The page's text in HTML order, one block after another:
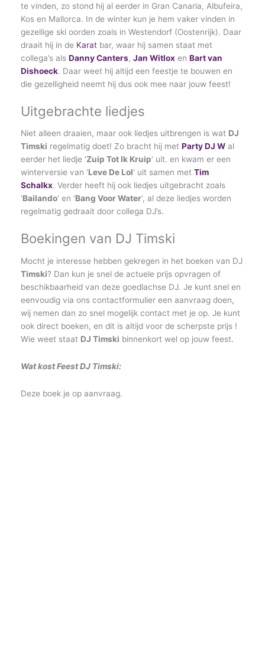
te vinden, zo stond hij al eerder in Gran Canaria, Albufeira,
Kos en Mallorca. In de winter kun je hem vaker vinden in
gezellige ski oorden zoals in Westendorf (Oostenrijk). Daar
draait hij in de Karat bar, waar hij samen staat met
collega’s als Danny Canters, Jan Witlox en Bart van
Dishoeck. Daar weet hij altijd een feestje te bouwen en
die gezelligheid neemt hij dus ook mee naar jouw feest!
Uitgebrachte liedjes
Niet alleen draaien, maar ook liedjes uitbrengen is wat DJ
Timski regelmatig doet! Zo bracht hij met Party DJ W al
eerder het liedje ‘Zuip Tot Ik Kruip‘ uit. en kwam er een
winterversie van ‘Leve De Lol‘ uit samen met Tim
Schalkx. Verder heeft hij ook liedjes uitgebracht zoals
‘Bailando‘ en ‘Bang Voor Water‘, al deze liedjes worden
regelmatig gedraait door collega DJ’s.
Boekingen van DJ Timski
Mocht je interesse hebben gekregen in het boeken van DJ
Timski? Dan kun je snel de actuele prijs opvragen of
beschikbaarheid van deze goedlachse DJ. Je kunt snel en
eenvoudig via ons contactformulier een aanvraag doen,
wij nemen dan zo snel mogelijk contact met je op. Je kunt
ook direct boeken, en dit is altijd voor de scherpste prijs !
Wie weet staat DJ Timski binnenkort wel op jouw feest.
Wat kost Feest DJ Timski:
Deze boek je op aanvraag.